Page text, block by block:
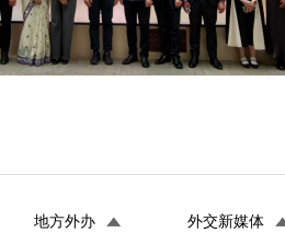
地方外办 外交新媒体